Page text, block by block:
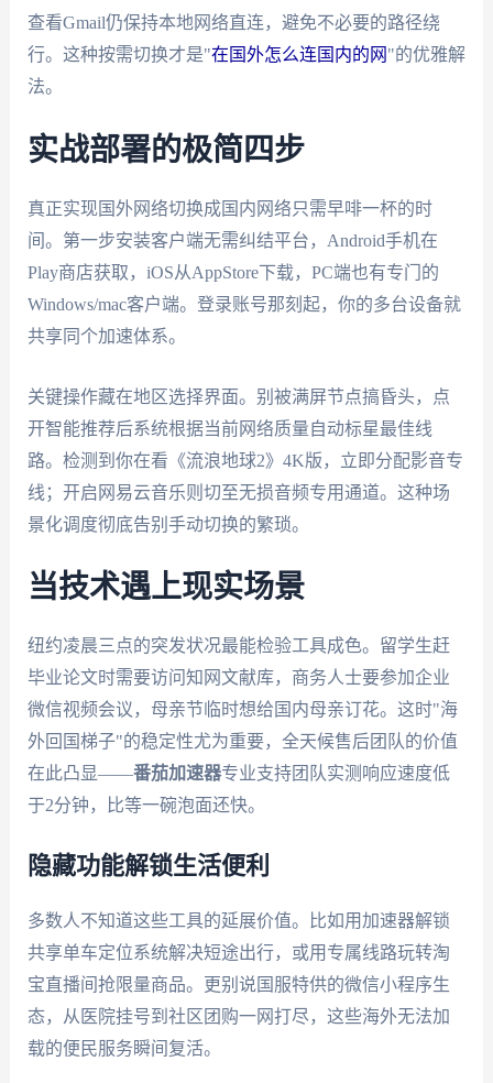
查看Gmail仍保持本地网络直连，避免不必要的路径绕
行。这种按需切换才是"在国外怎么连国内的网 "的优雅解
法。
实战部署的极简四步
真正实现国外网络切换成国内网络只需早啡一杯的时
间。第一步安装客户端无需纠结平台，Android手机在
Play商店获取，iOS从AppStore下载，PC端也有专门的
Windows/mac客户端。登录账号那刻起，你的多台设备就
共享同个加速体系。
关键操作藏在地区选择界面。别被满屏节点搞昏头，点
开智能推荐后系统根据当前网络质量自动标星最佳线
路。检测到你在看《流浪地球2》4K版，立即分配影音专
线；开启网易云音乐则切至无损音频专用通道。这种场
景化调度彻底告别手动切换的繁琐。
当技术遇上现实场景
纽约凌晨三点的突发状况最能检验工具成色。留学生赶
毕业论文时需要访问知网文献库，商务人士要参加企业
微信视频会议，母亲节临时想给国内母亲订花。这时"海
外回国梯子"的稳定性尤为重要，全天候售后团队的价值
在此凸显——番茄加速器专业支持团队实测响应速度低
于2分钟，比等一碗泡面还快。
隐藏功能解锁生活便利
多数人不知道这些工具的延展价值。比如用加速器解锁
共享单车定位系统解决短途出行，或用专属线路玩转淘
宝直播间抢限量商品。更别说国服特供的微信小程序生
态，从医院挂号到社区团购一网打尽，这些海外无法加
载的便民服务瞬间复活。